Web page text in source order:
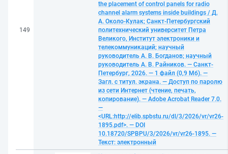
149
the placement of control panels for radio
channel alarm systems inside buildings / Д.
А. Около-Кулак; Санкт-Петербургский
политехнический университет Петра
Великого, Институт электроники и
телекоммуникаций; научный
руководитель А. В. Богданов; научный
руководитель А. В. Райников. — Санкт-
Петербург, 2026. — 1 файл (0,9 Мб). —
Загл. с титул. экрана. — Доступ по паролю
из сети Интернет (чтение, печать,
копирование). — Adobe Acrobat Reader 7.0.
—
<URL:http://elib.spbstu.ru/dl/3/2026/vr/vr26-
1895.pdf>. — DOI
10.18720/SPBPU/3/2026/vr/vr26-1895. —
Текст: электронный